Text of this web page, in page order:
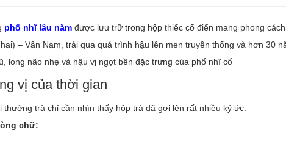
phổ nhĩ lâu năm được lưu trữ trong hộp thiếc cổ điển mang phong
– Vân Nam, trải qua quá trình hậu lên men truyền thống và hơn 30
long não nhẹ và hậu vị ngọt bền đặc trưng của phổ nhĩ cổ
vị của thời gian
trà chỉ cần nhìn thấy hộp trà đã gợi lên rất nhiều ký ức.
chữ: